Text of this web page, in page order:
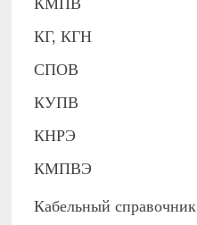
КМПВ
КГ, КГН
СПОВ
КУПВ
КНРЭ
КМПВЭ
Кабельный справочник